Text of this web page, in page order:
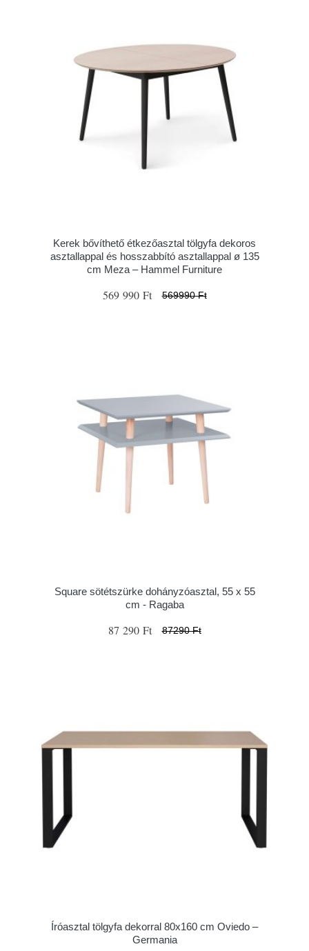
Kerek bővíthető étkezőasztal tölgyfa dekoros
asztallappal és hosszabbító asztallappal ø 135
cm Meza – Hammel Furniture
569 990 Ft 569990 Ft
Square sötétszürke dohányzóasztal, 55 x 55
cm - Ragaba
87 290 Ft 87290 Ft
Íróasztal tölgyfa dekorral 80x160 cm Oviedo –
Germania